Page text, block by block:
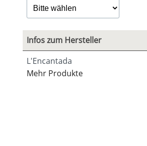
Infos zum Hersteller
L'Encantada
Mehr Produkte